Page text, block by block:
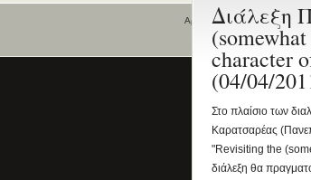
Διάλεξη
character
(04/04/
Στο πλαίσιο των
Καρατσαρέας
"Revisiting the
διάλεξη θα
Αρχική
Ποιοι είναι εδώ
Είναι εδώ αυτή τη
0 επισκέπτες